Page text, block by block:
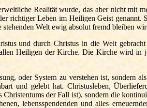
Realität wurde, das aber nicht mit
richtiger Leben im HeiligenGeist genannt.
Welt ewig absolut fremd bleiben
und durch Christus in die Welt
Heiligen der Kirche. Die Kirche wird in
oder System zu verstehen ist, sondern
und gelebt hat. Christusleben,
der Fall ist), sondern die
lebensspendenden und alles